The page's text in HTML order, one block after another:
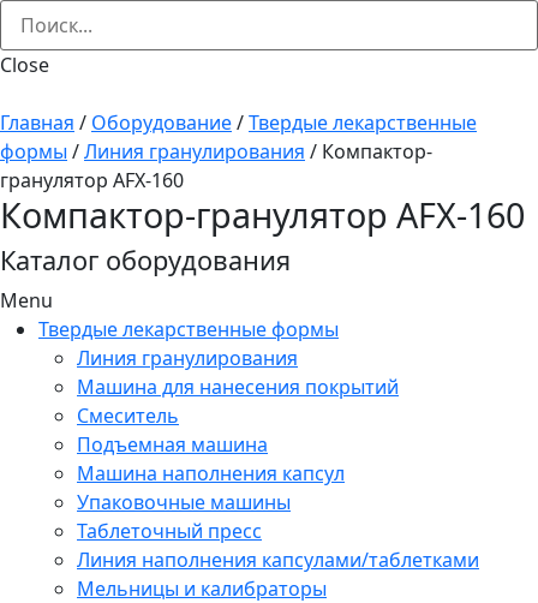
Close
Главная / Оборудование/Твердые лекарственные
формы /Линия гранулирования / Компактор-
гранулятор AFX-160
Компактор-гранулятор AFX-160
Каталог оборудования
Menu
Твердые лекарственные формы
Линия гранулирования
Машина для нанесения покрытий
Смеситель
Подъемная машина
Машина наполнения капсул
Упаковочные машины
Таблеточный пресс
Линия наполнения капсулами/таблетками
Мельницы и калибраторы